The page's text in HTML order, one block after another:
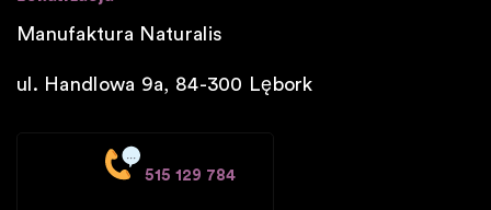
Manufaktura Naturalis
ul. Handlowa 9a, 84-300 Lębork
515 129 784